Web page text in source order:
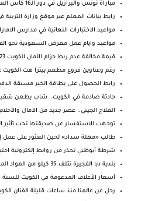
مباراة تونس والبرازيل في دور الـ16 كأس العالم للشب...
رابط بيانات المعلم عبر موقع وزارة التربية
مواعيد الاختبارات النهائية في مدارس الامارات
مواعيد وايام عمل معرض السعودية نحو الفضاء
قيمة مخالفة عدم ربط حزام الأمان الكويت 2023
رقم وعناوين فروع مطعم بيتزا هت الكويت Pizza Hut
رابط الحصول على بطاقة الخير مسبقة
حادثة صادمة في الكويت.. شاب يطعن
العلاج الجيني.. عصر جديد من الآمال
توجهت للاستفسار عن صديقتها تحت تأثير
طالب «مهلة سداد» لحين العثور على عمل
شرطة أبوظبي تحذر من روابط إلكترونية
بلدية دبا الفجيرة تتلف 35 كيلو من المواد المحظورة
أسعار الأعلاف المدعومة في الكويت للسنة
رحل عن عالمنا منذ ساعات قليلة الفنان